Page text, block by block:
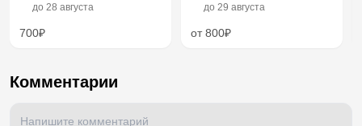
до 28 августа
700₽
до 29 августа
от 800₽
Комментарии